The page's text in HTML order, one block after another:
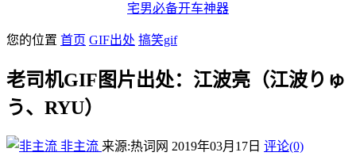
宅男必备开车神器
您的位置 首页 GIF出处 搞笑gif
老司机GIF图片出处：江波亮（江波りゅ
う、RYU）
非主流 来源:热词网 2019年03月17日 评论(0)